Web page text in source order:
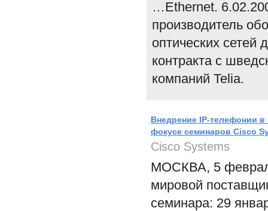
…Ethernet.
производитель
оптических сетей
контракта с
компаний Telia.
Внедрение IP-телефонии
фокусе семинаров Cisco
Cisco Systems
МОСКВА, 5
мировой
семинара: 29